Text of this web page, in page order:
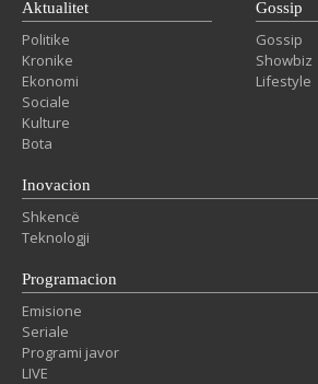
Aktualitet
Politike
Kronike
Ekonomi
Sociale
Kulture
Bota
Gossip
Gossip
Showbiz
Lifestyle
Inovacion
Shkencë
Teknologji
Programacion
Emisione
Seriale
Programi javor
LIVE